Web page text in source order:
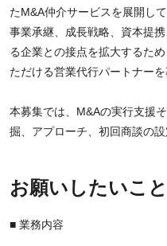
たM&A仲介サービスを展開して
事業承継、成長戦略、資本提
る企業との接点を拡大するた
ただける営業代行パートナーを
本募集では、M&Aの実行支援
掘、アプローチ、初回商談の
お願いしたいこと
■ 業務内容